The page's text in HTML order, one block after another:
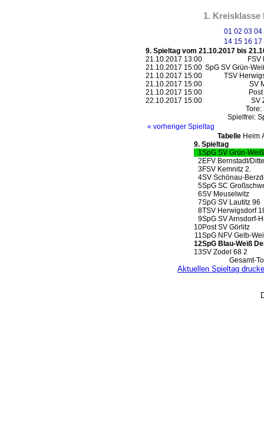
1. Kreisklasse
01 02 03 04
14 15 16 17
9. Spieltag vom 21.10.2017 bis
21.10.2017 13:00
FSV
21.10.2017 15:00 SpG SV Grün-
21.10.2017 15:00
TSV
21.10.2017 15:00
SV
21.10.2017 15:00
22.10.2017 15:00
SV
Spielfrei:
« vorheriger Spieltag
Tabelle Heim
9. Spieltag
1SpG SV Grün-
2 EFV Bernstadt/
3FSV Kemnitz 2.
4SV Schönau-
5SpG SC
6SV Meuselwitz
7SpG SV Lautitz 96
8TSV Herwigsdorf
9SpG SV Arnsdorf-
10Post SV Görlitz
11SpG NFV Gelb-
12SpG Blau-Weiß
13SV Zodel 68 2
Gesamt-
Aktuellen Spieltag